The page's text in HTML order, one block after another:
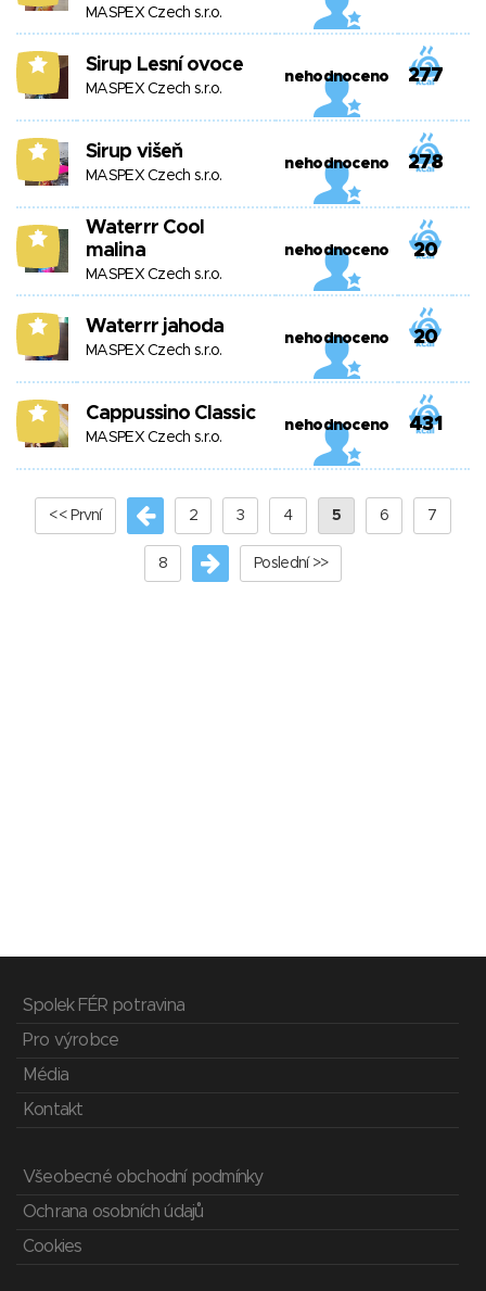
MASPEX Czech s.r.o.
7 Sirup Lesní ovoce
MASPEX Czech s.r.o.
nehodnoceno 277
7 Sirup višeň
MASPEX Czech s.r.o.
nehodnoceno 278
7
Waterrr Cool
malina
MASPEX Czech s.r.o.
nehodnoceno 20
7 Waterrr jahoda
MASPEX Czech s.r.o.
nehodnoceno 20
5 Cappussino Classic
MASPEX Czech s.r.o.
nehodnoceno 431
<< První 2 3 4 5 6 7
8 Poslední >>
Spolek FÉR potravina
Pro výrobce
Média
Kontakt
Všeobecné obchodní podmínky
Ochrana osobních údajů
Cookies